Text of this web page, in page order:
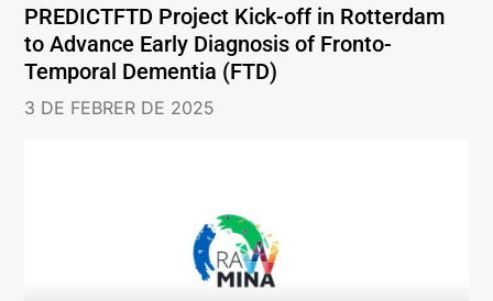
PREDICTFTD Project Kick-off in Rotterdam
to Advance Early Diagnosis of Fronto-
Temporal Dementia (FTD)
3 DE FEBRER DE 2025